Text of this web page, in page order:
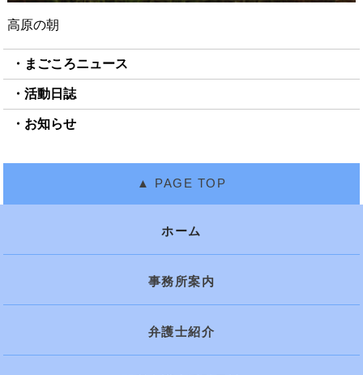
高原の朝
まごころニュース
活動日誌
お知らせ
ホーム
事務所案内
弁護士紹介